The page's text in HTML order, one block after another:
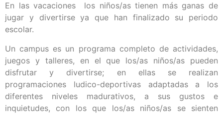
En las vacaciones los niños/as tienen más ganas de
jugar y divertirse ya que han finalizado su periodo
escolar.
Un campus es un programa completo de actividades,
juegos y talleres, en el que los/as niños/as pueden
disfrutar y divertirse; en ellas se realizan
programaciones ludico-deportivas adaptadas a los
diferentes niveles madurativos, a sus gustos e
inquietudes, con los que los/as niños/as se sienten